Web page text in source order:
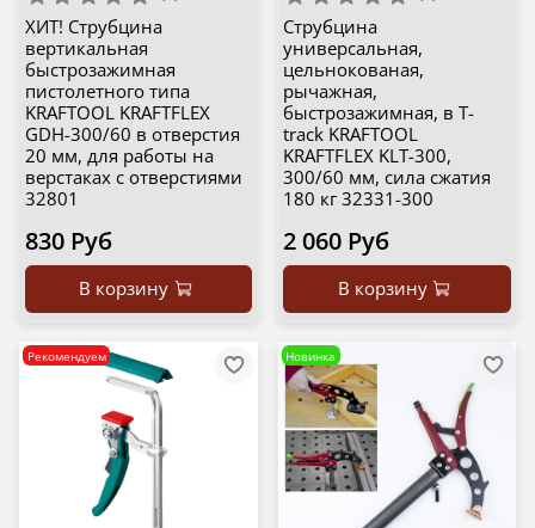
ХИТ! Струбцина
вертикальная
быстрозажимная
пистолетного типа
KRAFTOOL KRAFTFLEX
GDH-300/60 в отверстия
20 мм, для работы на
верстаках с отверстиями
32801
830 Руб
В корзину
Струбцина
универсальная,
цельнокованая,
рычажная,
быстрозажимная, в T-
track KRAFTOOL
KRAFTFLEX KLT-300,
300/60 мм, сила сжатия
180 кг 32331-300
2 060 Руб
В корзину
Рекомендуем Новинка